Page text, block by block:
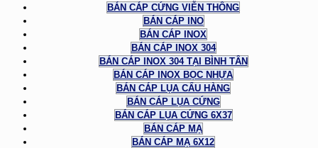
BÁN CÁP CỨNG VIỄN THÔNG
BÁN CÁP INO
BÁN CÁP INOX
BÁN CÁP INOX 304
BÁN CÁP INOX 304 TẠI BÌNH TÂN
BÁN CÁP INOX BỌC NHỰA
BÁN CÁP LỤA CẨU HÀNG
BÁN CÁP LỤA CỨNG
BÁN CÁP LỤA CỨNG 6X37
BÁN CÁP MẠ
BÁN CÁP MẠ 6X12